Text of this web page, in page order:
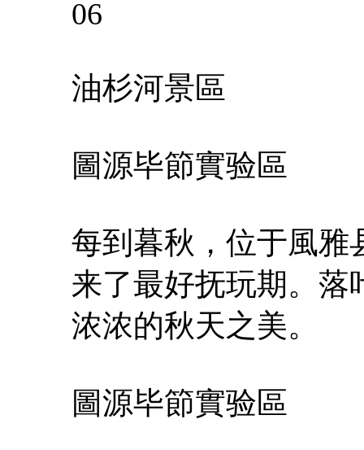
06
油杉河景區
圖源毕節實验區
每到暮秋，位于風雅
来了最好抚玩期。落
浓浓的秋天之美。
圖源毕節實验區